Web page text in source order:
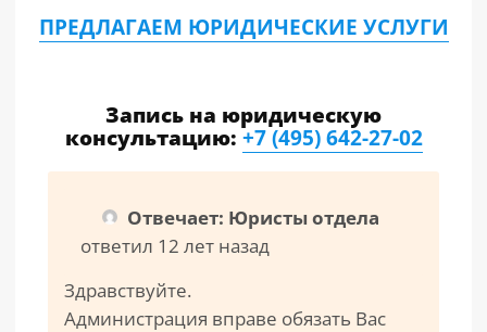
ПРЕДЛАГАЕМ ЮРИДИЧЕСКИЕ УСЛУГИ
Запись на юридическую
консультацию:+7 (495) 642-27-02
Отвечает: Юристы отдела
ответил 12 лет назад
Здравствуйте.
Администрация вправе обязать Вас